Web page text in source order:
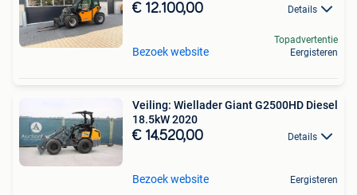
€ 12.100,00 Details
Bezoek website
Topadvertentie
Eergisteren
Veiling: Wiellader Giant G2500HD Diesel
18.5kW 2020
€ 14.520,00 Details
Bezoek website Eergisteren